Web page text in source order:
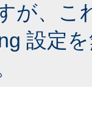
が、こ
設定